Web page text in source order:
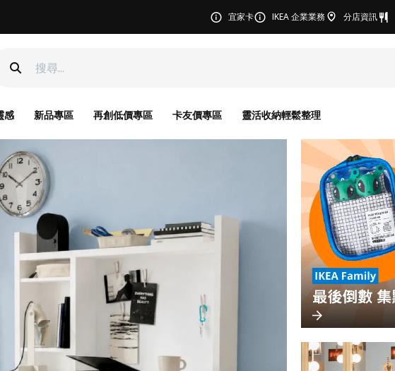
宜家卡 IKEA 企業業務 分店資訊
感 新品專區 再創低價專區 卡友價專區 靈活收納輕鬆整理